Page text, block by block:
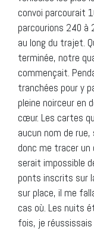
convoi parcourait
parcourions 240
au long du trajet.
terminée, notre
commençait.
tranchées pour y
pleine noirceur
cœur. Les cartes
aucun nom de
donc me tracer un
serait impossible
ponts inscrits sur
sur place, il me
cas où. Les nuits
fois, je